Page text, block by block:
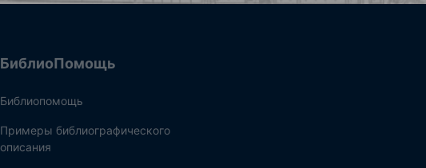
БиблиоПомощь
Библиопомощь
Примеры библиографического
описания